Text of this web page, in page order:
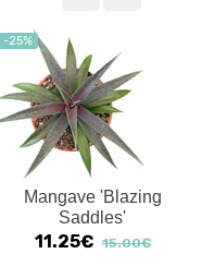
-25%
Mangave 'Blazing
Saddles'
11.25€ 15.00€